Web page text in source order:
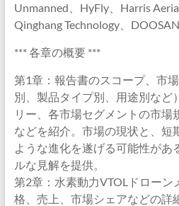
Unmanned、HyFly、Harris
Qinghang Technology、
*** 各章の概要 ***
第1章：報告書のスコープ、市
別、製品タイプ別、用途別など
リー、各市場セグメントの市場
などを紹介。市場の現状と、短
ような進化を遂げる可能性があ
ルな見解を提供。
第2章：水素動力VTOLドローン
格、売上、市場シェアなどの詳